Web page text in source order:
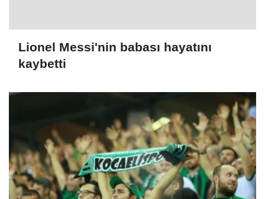
Lionel Messi'nin babası hayatını
kaybetti